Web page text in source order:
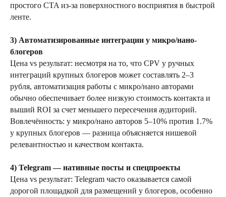
простого CTA из-за поверхностного восприятия в быстрой
ленте.
3) Автоматизированные интеграции у микро/нано-
блогеров
Цена vs результат: несмотря на то, что CPV у ручных
интеграций крупных блогеров может составлять 2–3
рубля, автоматизация работы с микро/нано авторами
обычно обеспечивает более низкую стоимость контакта и
выший ROI за счет меньшего пересечения аудиторий.
Вовлечённость: у микро/нано авторов 5–10% против 1.7%
у крупных блогеров — разница объясняется нишевой
релевантностью и качеством контакта.
4) Telegram — нативные посты и спецпроекты
Цена vs результат: Telegram часто оказывается самой
дорогой площадкой для размещений у блогеров, особенно
КОНВЕРСИОННЫЙ МАРКЕТИНГ
РАБОТА С ЛИДЕРАМИ МНЕНИЙ
КИБЕРСПОРТ 360
ПРОИЗВОДСТВО КОНТЕНТА
МЕНЕДЖМЕНТ